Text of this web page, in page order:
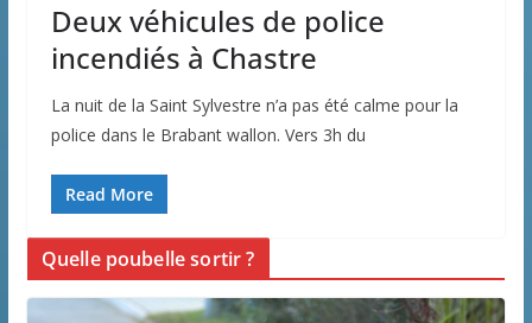
Deux véhicules de police
incendiés à Chastre
La nuit de la Saint Sylvestre n’a pas été calme pour la
police dans le Brabant wallon. Vers 3h du
Read More
Quelle poubelle sortir ?